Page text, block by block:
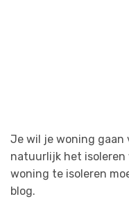
Je wil je woning gaan
natuurlijk het isoleren
woning te isoleren
blog.